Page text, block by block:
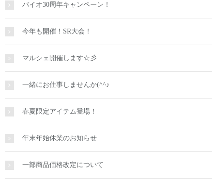
バイオ30周年キャンペーン！
今年も開催！SR大会！
マルシェ開催します☆彡
一緒にお仕事しませんか(^^♪
春夏限定アイテム登場！
年末年始休業のお知らせ
一部商品価格改定について